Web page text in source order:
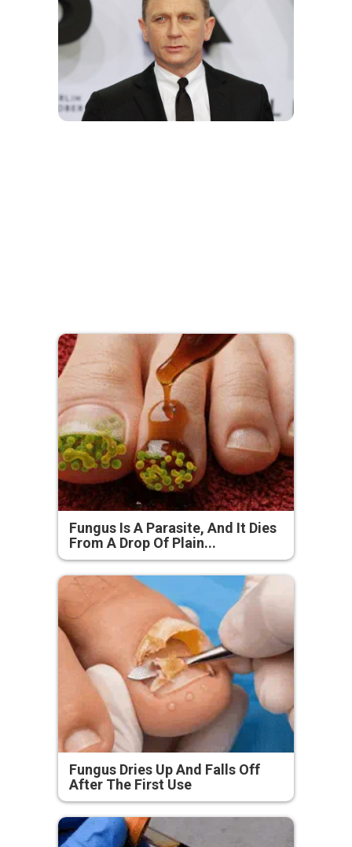
Fungus Is A Parasite, And It Dies
From A Drop Of Plain...
Fungus Dries Up And Falls Off
After The First Use